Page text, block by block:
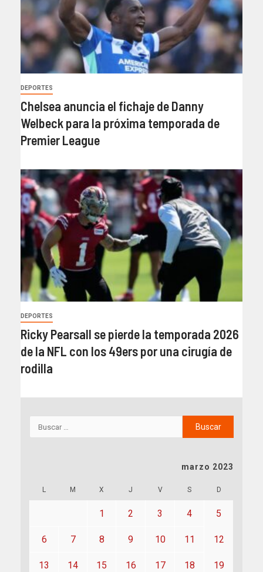
DEPORTES
Chelsea anuncia el fichaje de Danny
Welbeck para la próxima temporada de
Premier League
DEPORTES
Ricky Pearsall se pierde la temporada 2026
de la NFL con los 49ers por una cirugía de
rodilla
marzo 2023
L M X J V S D
1 2 3 4 5
6 7 8 9 10 11 12
13 14 15 16 17 18 19